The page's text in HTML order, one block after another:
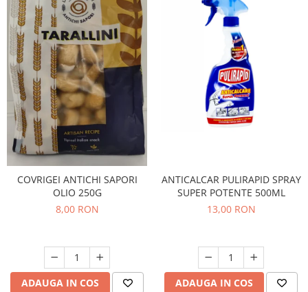
COVRIGEI ANTICHI SAPORI
OLIO 250G
8,00 RON
ADAUGA IN COS
ANTICALCAR PULIRAPID SPRAY
SUPER POTENTE 500ML
13,00 RON
ADAUGA IN COS